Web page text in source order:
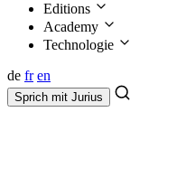
Editions
Academy
Technologie
de fr en
Sprich mit Jurius